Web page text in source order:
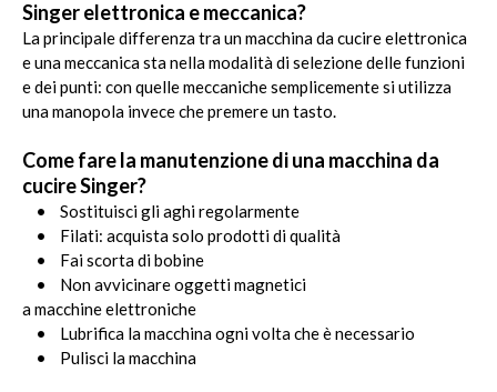
Singer elettronica e meccanica?
La principale differenza tra un macchina da cucire elettronica
e una meccanica sta nella modalità di selezione delle funzioni
e dei punti: con quelle meccaniche semplicemente si utilizza
una manopola invece che premere un tasto.
Come fare la manutenzione di una macchina da
cucire Singer?
• Sostituisci gli aghi regolarmente
• Filati: acquista solo prodotti di qualità
• Fai scorta di bobine
• Non avvicinare oggetti magnetici
a macchine elettroniche
• Lubrifica la macchina ogni volta che è necessario
• Pulisci la macchina